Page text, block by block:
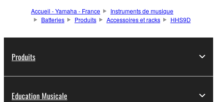
Accueil - Yamaha - France
Instruments de musique
Batteries
Produits Accessoires et racks HHS9D
Produits
Education Musicale